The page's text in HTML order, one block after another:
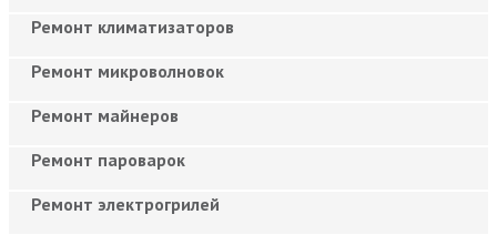
Ремонт климатизаторов
Ремонт микроволновок
Ремонт майнеров
Ремонт пароварок
Ремонт электрогрилей